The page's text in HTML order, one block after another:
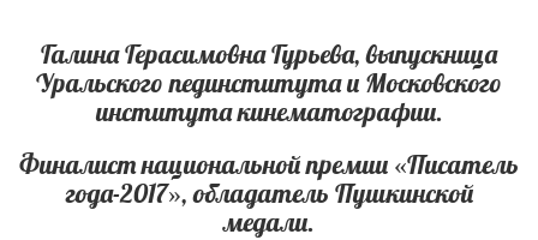
Галина Герасимовна Гурьева, выпускница
Уральского пединститута и Московского
института кинематографии.
Финалист национальной премии «Писатель
года-2017», обладатель Пушкинской
медали.